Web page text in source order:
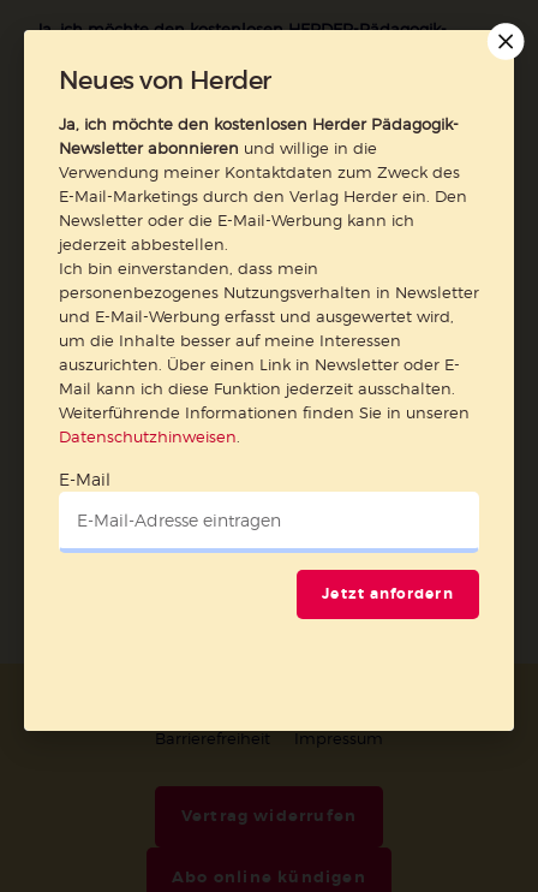
Ja, ich möchte den kostenlosen HERDER-Pädagogik-
meiner Kontaktdaten zum Zweck des E-Mail-Marketings
Mail-Werbung kann ich jederzeit abbestellen.
Ich bin einverstanden, dass mein personenbezogenes
Nutzungsverhalten in Newsletter und E-Mail-Werbung
erfasst und ausgewertet wird, um die Inhalte besser auf
meine Interessen auszurichten. Über einen Link in
Newsletter oder E-Mail kann ich diese Funktion jederzeit
ausschalten.
Weiterführende Informationen finden Sie in unseren
Datenschutzhinweisen.
E-Mail
Barrierefreiheit
Impressum
Vertrag widerrufen
Abo online kündigen
Neues von Herder
Ja, ich möchte den kostenlosen Herder Pädagogik-
Newsletter abonnieren und willige in die
Verwendung meiner Kontaktdaten zum Zweck des
E-Mail-Marketings durch den Verlag Herder ein. Den
Newsletter oder die E-Mail-Werbung kann ich
jederzeit abbestellen.
Ich bin einverstanden, dass mein
personenbezogenes Nutzungsverhalten in Newsletter
und E-Mail-Werbung erfasst und ausgewertet wird,
um die Inhalte besser auf meine Interessen
auszurichten. Über einen Link in Newsletter oder E-
Mail kann ich diese Funktion jederzeit ausschalten.
Weiterführende Informationen finden Sie in unseren
Datenschutzhinweisen
E-Mail
Jetzt anfordern